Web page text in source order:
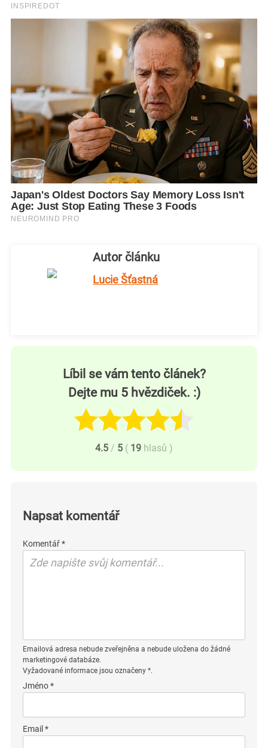
Autor článku
Lucie Šťastná
Líbil se vám tento článek?
Dejte mu 5 hvězdiček. :)
4.5 / 5 ( 19 hlasů )
Napsat komentář
Komentář *
Emailová adresa nebude zveřejněna a nebude uložena do žádné
marketingové databáze.
Vyžadované informace jsou označeny *.
Jméno *
Email *